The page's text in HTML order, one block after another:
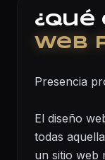
Web
Presencia
El diseño
todas
un sitio web